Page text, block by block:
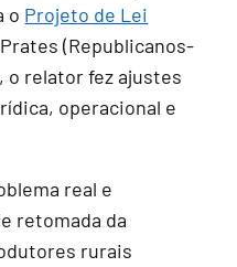
o Projeto de Lei
(Republicanos-
o relator fez ajustes
operacional e
real e
retomada da
rurais